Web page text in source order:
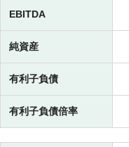
EBITDA
純資産
有利子負債
有利子負債倍率